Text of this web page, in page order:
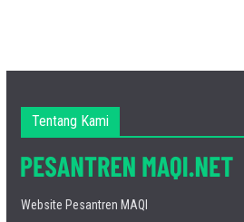
Tentang Kami
Website Pesantren MAQI